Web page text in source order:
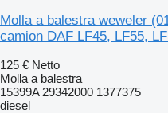
Molla a balestra weweler
camion DAF LF45, LF55,
125 € Netto
Molla a balestra
15399A 29342000 1377375
diesel